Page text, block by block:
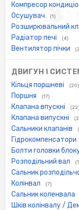
Компресор
Осушувач (1)
Розширювальний
Радіатор печі (4)
Вентилятор пічки
ДВИГУН І
Кільця поршневі (20)
Поршня (17)
Клапана впускні (22)
Клапана випускні
Сальники клапанів
Гідрокомпенсатори
Болти головки
Розподільний вал
Сальник
Колінвал (7)
Сальник коленвала
Шків колінвалу /